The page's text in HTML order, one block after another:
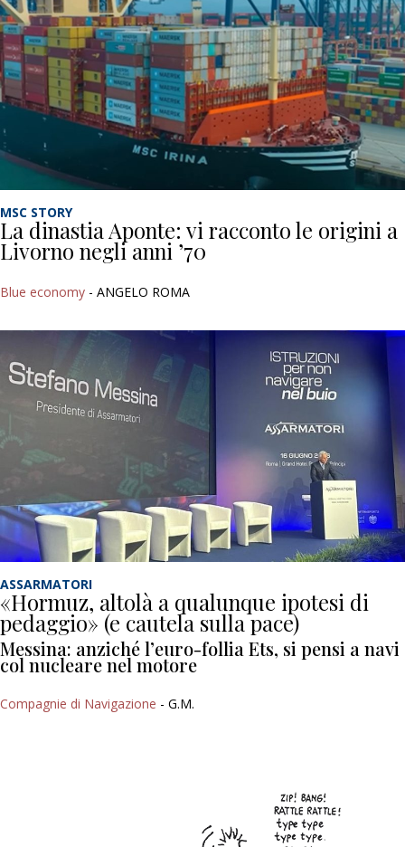
MSC STORY
La dinastia Aponte: vi racconto le origini a
Livorno negli anni ’70
Blue economy - ANGELO ROMA
ASSARMATORI
«Hormuz, altolà a qualunque ipotesi di
pedaggio» (e cautela sulla pace)
Messina: anziché l’euro-follia Ets, si pensi a navi
col nucleare nel motore
Compagnie di Navigazione - G.M.